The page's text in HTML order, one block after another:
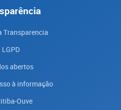
Transparencia
LGPD
abertos
à informação
Ouve